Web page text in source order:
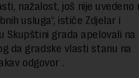
nažalost, još nije uvedeno
usluga“, ističe Zdjelar i
Skupštini grada apelovali na
da gradske vlasti stanu na
odgovor .